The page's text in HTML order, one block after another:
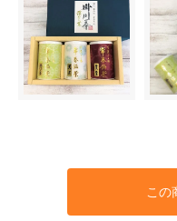
この